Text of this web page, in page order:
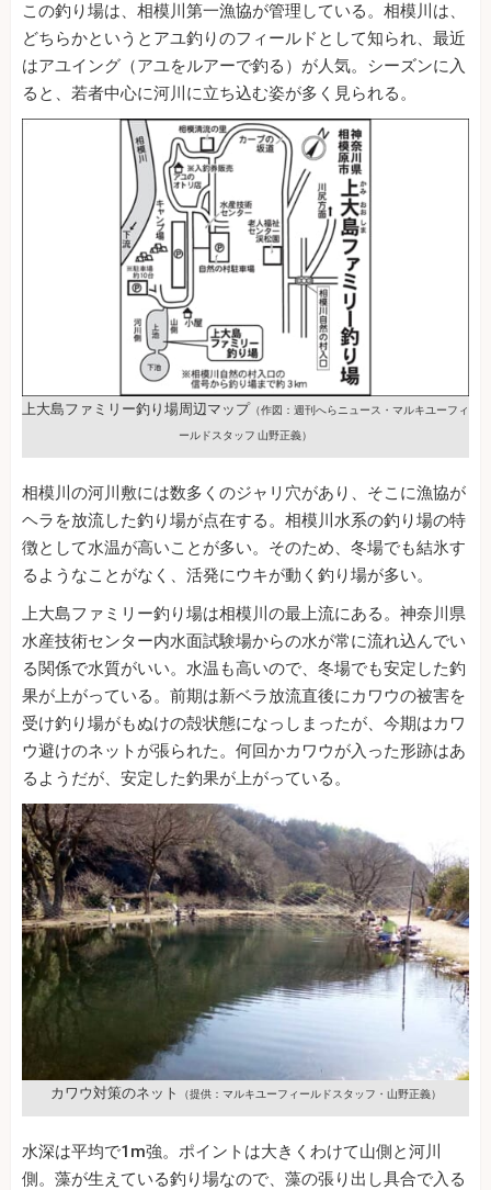
この釣り場は、相模川第一漁協が管理している。相模川は、
どちらかというとアユ釣りのフィールドとして知られ、最近
はアユイング（アユをルアーで釣る）が人気。シーズンに入
ると、若者中心に河川に立ち込む姿が多く見られる。
上大島ファミリー釣り場周辺マップ （作図：週刊へらニュース・マルキユーフィ
ールドスタッフ 山野正義）
相模川の河川敷には数多くのジャリ穴があり、そこに漁協が
ヘラを放流した釣り場が点在する。相模川水系の釣り場の特
徴として水温が高いことが多い。そのため、冬場でも結氷す
るようなことがなく、活発にウキが動く釣り場が多い。
上大島ファミリー釣り場は相模川の最上流にある。神奈川県
水産技術センター内水面試験場からの水が常に流れ込んでい
る関係で水質がいい。水温も高いので、冬場でも安定した釣
果が上がっている。前期は新ベラ放流直後にカワウの被害を
受け釣り場がもぬけの殻状態になっしまったが、今期はカワ
ウ避けのネットが張られた。何回かカワウが入った形跡はあ
るようだが、安定した釣果が上がっている。
カワウ対策のネット （提供：マルキユーフィールドスタッフ・山野正義）
水深は平均で1m強。ポイントは大きくわけて山側と河川
側。藻が生えている釣り場なので、藻の張り出し具合で入る